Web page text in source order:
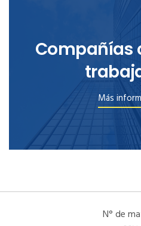
Compañías
Más
N° de